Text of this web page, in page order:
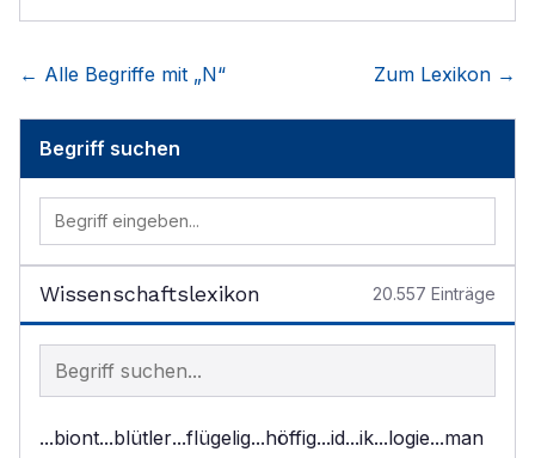
← Alle Begriffe mit „N“ Zum Lexikon →
Begriff suchen
Wissenschaftslexikon 20.557 Einträge
Begriff im Lexikon suchen
...biont...blütler...flügelig...höffig...id...ik...logie...man